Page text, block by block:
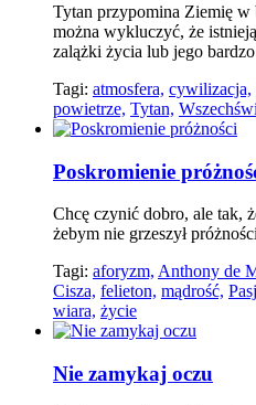
Tytan przypomina Ziemię w
można wykluczyć, że
zalążki życia lub jego
Tagi: atmosfera, cywilizacja,
powietrze, Tytan,
Poskromienie
Chcę czynić dobro, ale tak,
żebym nie grzeszył
Tagi: aforyzm, Anthony de
Cisza, felieton, mądrość,
wiara, życie
Nie zamykaj oczu